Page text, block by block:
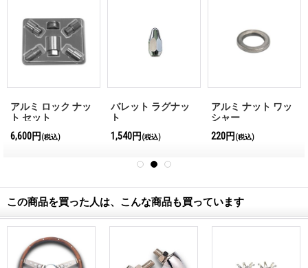
アルミ ロック ナッ
ト セット
6,600円 (税込)
バレット ラグナッ
ト
1,540円 (税込)
アルミ ナット ワッ
シャー
220円 (税込)
この商品を買った人は、こんな商品も買っています